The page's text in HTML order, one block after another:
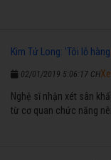
Kim Tử Long: 'Tôi lỗ
02/01/2019 5:06:17 CH
Nghệ sĩ nhận xét sân
từ cơ quan chức năng